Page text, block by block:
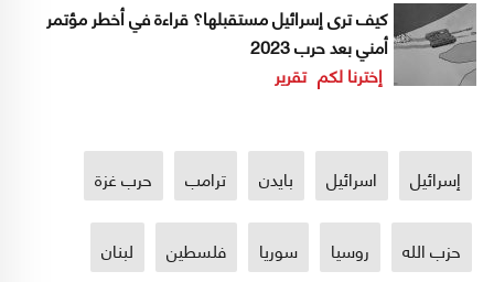
كيف ترى إسرائيل مستقبلها؟ قراءة في أخطر مؤتمر
أمني بعد حرب 2023
إخترنا لكم تقرير
إسرائيل اسرائيل بايدن ترامب حرب غزة
حزب الله روسيا سوريا فلسطين لبنان